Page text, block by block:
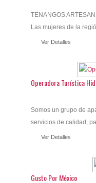
TENANGOS
Las mujeres de la
Ver Detalles
Operadora Turística
Somos un grupo de
servicios de calidad,
Ver Detalles
Gusto Por México